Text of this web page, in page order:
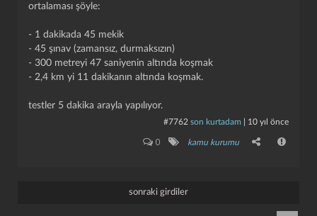
ortalaması şöyle:
- 1 dakikada 45 mekik
- 45 şınav (zamansız, durmaksızın)
- 300 metreyi 47 saniyenin altında koşmak
- 2,4 km yi 11 dakikanın altında koşmak.
testler 5 dakika arayla yapılıyor.
#7762 son kurtadam 10 yıl önce
0 kamu kurumu
sonraki girdiler